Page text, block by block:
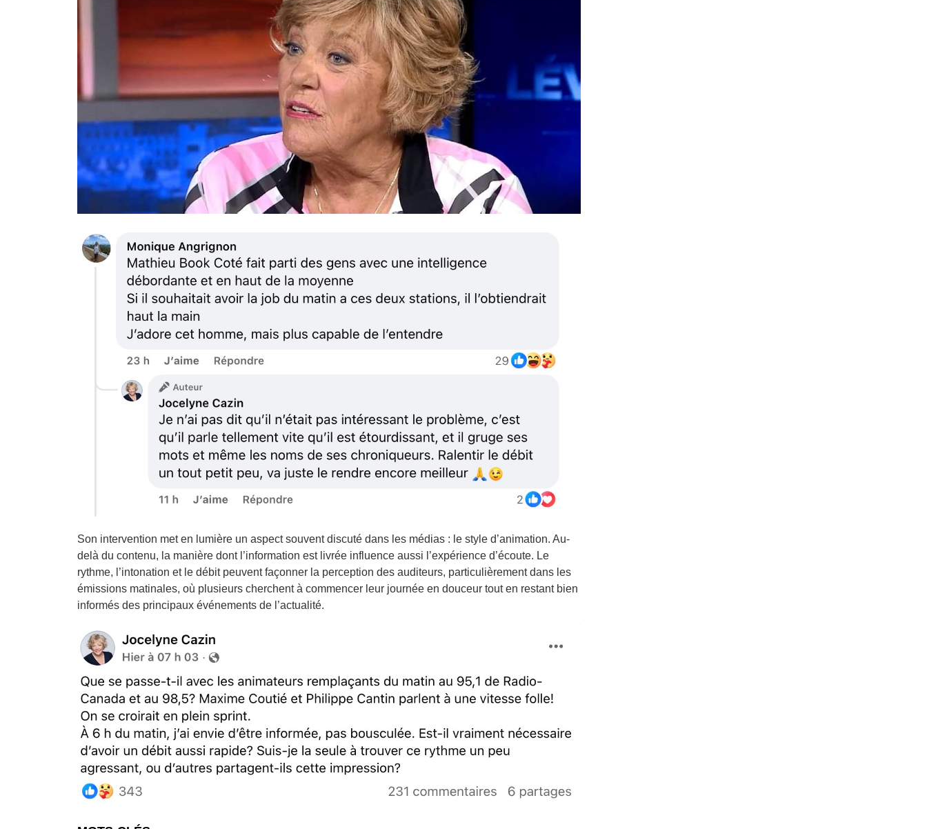
Son intervention met en lumière un aspect souvent discuté dans les médias : le style d’animation. Au-
delà du contenu, la manière dont l’information est livrée influence aussi l’expérience d’écoute. Le
rythme, l’intonation et le débit peuvent façonner la perception des auditeurs, particulièrement dans les
émissions matinales, où plusieurs cherchent à commencer leur journée en douceur tout en restant bien
informés des principaux événements de l’actualité.